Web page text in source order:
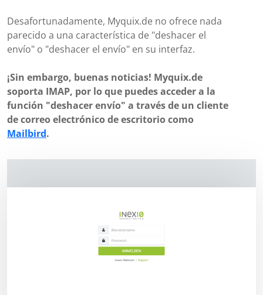
Desafortunadamente, Myquix.de no ofrece nada
parecido a una característica de "deshacer el
envío" o "deshacer el envío" en su interfaz.
¡Sin embargo, buenas noticias! Myquix.de
soporta IMAP, por lo que puedes acceder a la
función "deshacer envío" a través de un cliente
de correo electrónico de escritorio como
Mailbird.